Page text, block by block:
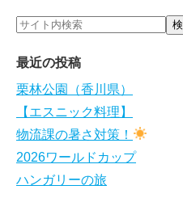
最近の投稿
栗林公園（香川県）
【エスニック料理】
物流課の暑さ対策！
2026ワールドカップ
ハンガリーの旅